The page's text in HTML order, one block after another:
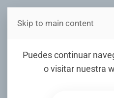
Estás en
Puedes continuar
o visitar nuestra
Skip to main content
VIDEO: Una
emociona